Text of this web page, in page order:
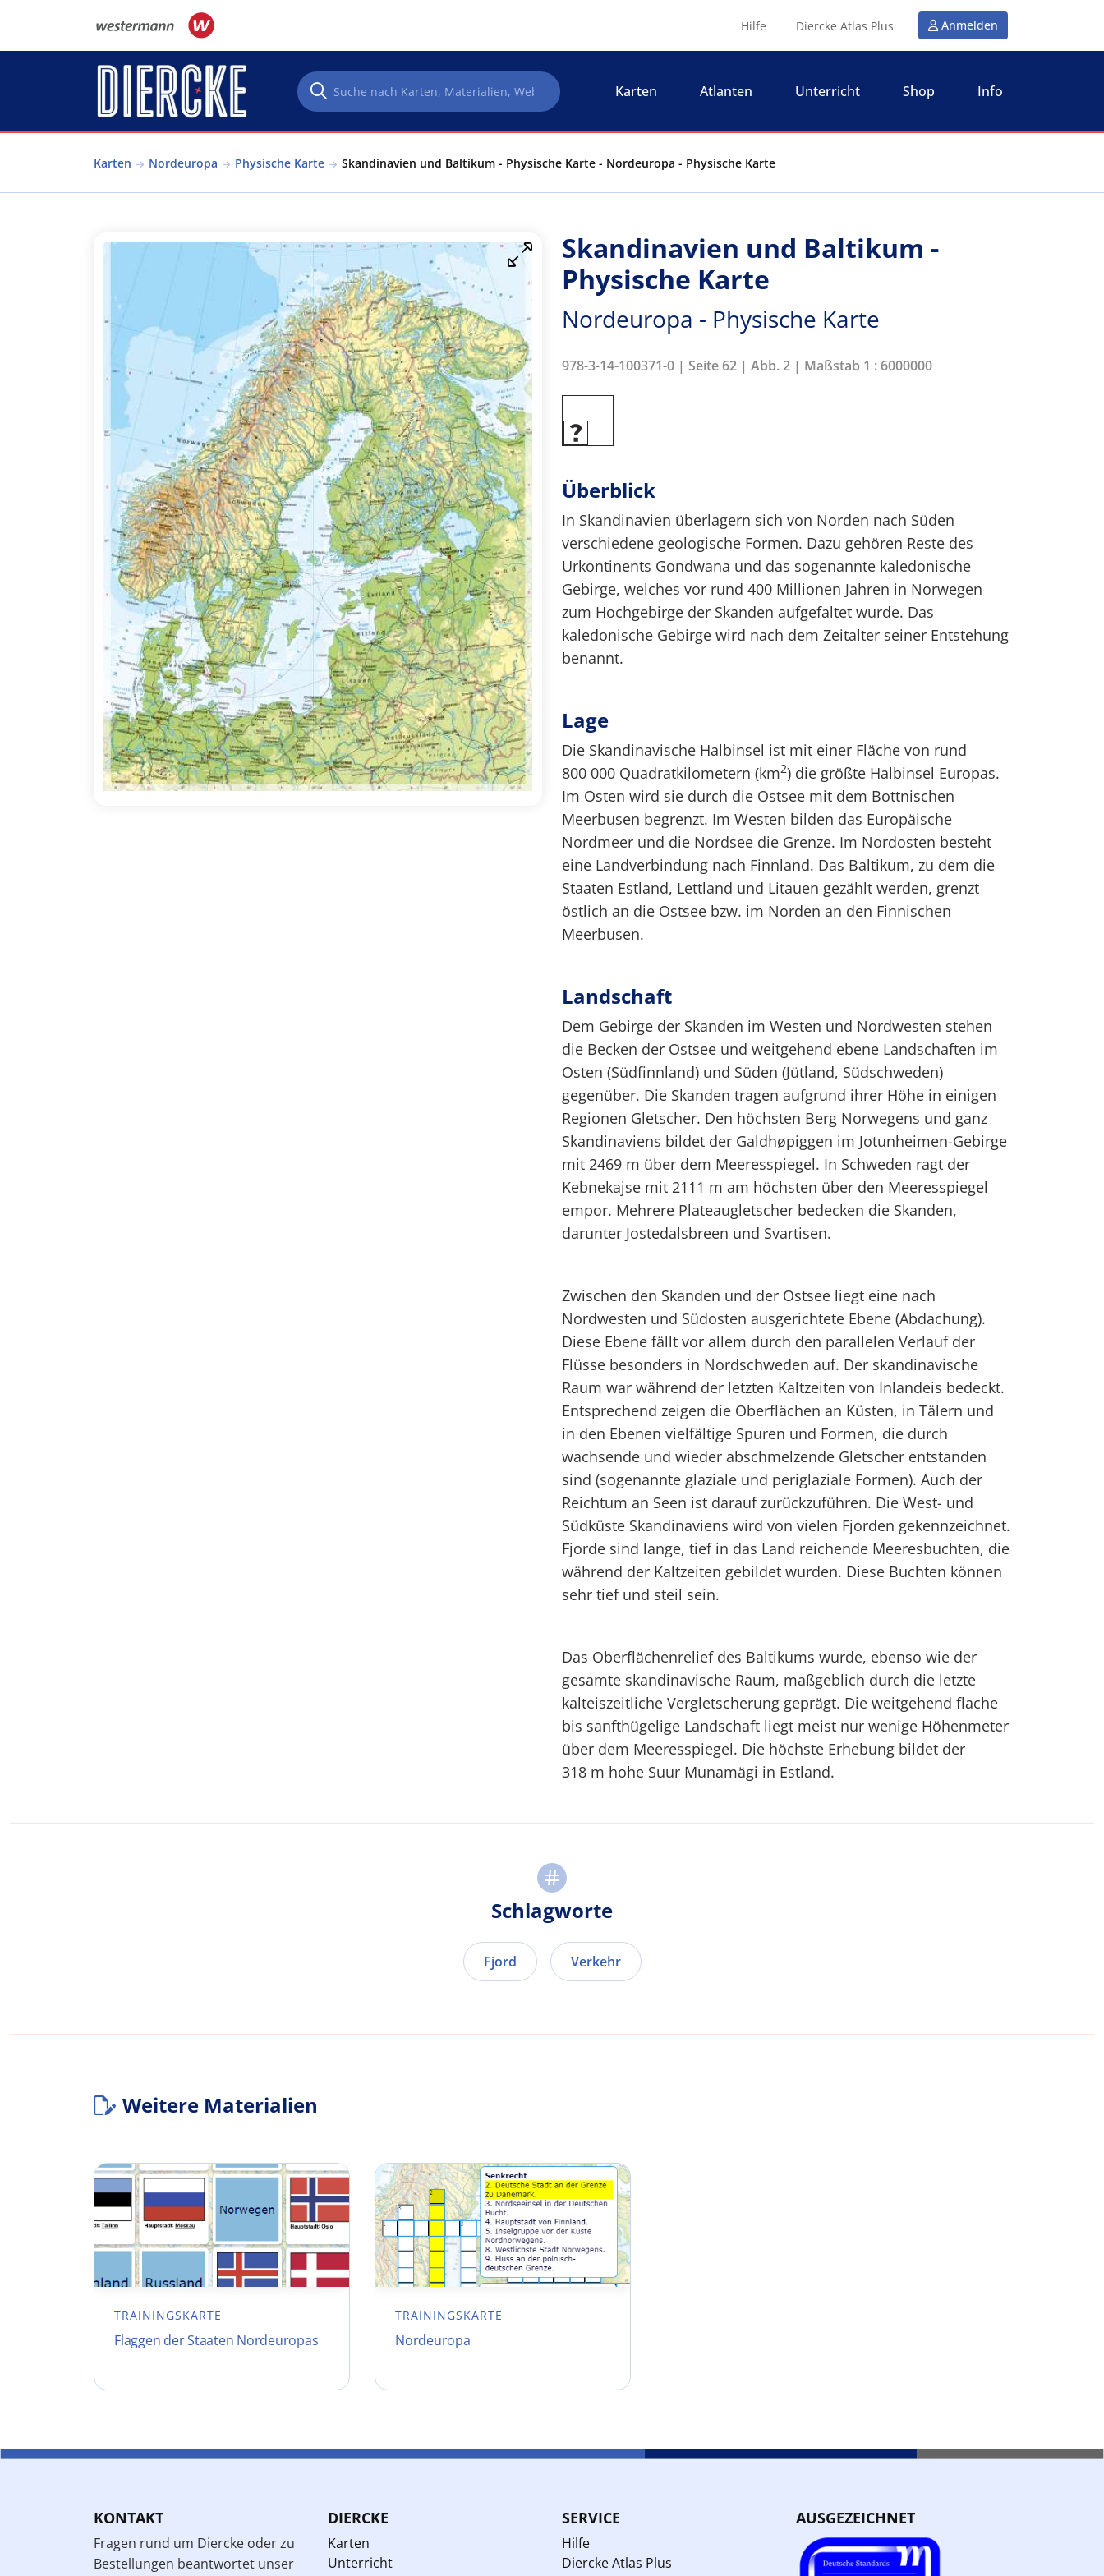
Hilfe Diercke Atlas Plus Anmelden
Karten Atlanten Unterricht Shop Info
Karten Nordeuropa Physische Karte Skandinavien und Baltikum - Physische Karte - Nordeuropa - Physische Karte
Skandinavien und Baltikum -
Physische Karte
Nordeuropa - Physische Karte
978-3-14-100371-0 | Seite 62 | Abb. 2 | Maßstab 1 : 6000000
Überblick
In Skandinavien überlagern sich von Norden nach Süden
verschiedene geologische Formen. Dazu gehören Reste des
Urkontinents Gondwana und das sogenannte kaledonische
Gebirge, welches vor rund 400 Millionen Jahren in Norwegen
zum Hochgebirge der Skanden aufgefaltet wurde. Das
kaledonische Gebirge wird nach dem Zeitalter seiner Entstehung
benannt.
Lage
Die Skandinavische Halbinsel ist mit einer Fläche von rund
800 000 Quadratkilometern (km2) die größte Halbinsel Europas.
Im Osten wird sie durch die Ostsee mit dem Bottnischen
Meerbusen begrenzt. Im Westen bilden das Europäische
Nordmeer und die Nordsee die Grenze. Im Nordosten besteht
eine Landverbindung nach Finnland. Das Baltikum, zu dem die
Staaten Estland, Lettland und Litauen gezählt werden, grenzt
östlich an die Ostsee bzw. im Norden an den Finnischen
Meerbusen.
Landschaft
Dem Gebirge der Skanden im Westen und Nordwesten stehen
die Becken der Ostsee und weitgehend ebene Landschaften im
Osten (Südfinnland) und Süden (Jütland, Südschweden)
gegenüber. Die Skanden tragen aufgrund ihrer Höhe in einigen
Regionen Gletscher. Den höchsten Berg Norwegens und ganz
Skandinaviens bildet der Galdhøpiggen im Jotunheimen-Gebirge
mit 2469 m über dem Meeresspiegel. In Schweden ragt der
Kebnekajse mit 2111 m am höchsten über den Meeresspiegel
empor. Mehrere Plateaugletscher bedecken die Skanden,
darunter Jostedalsbreen und Svartisen.
Zwischen den Skanden und der Ostsee liegt eine nach
Nordwesten und Südosten ausgerichtete Ebene (Abdachung).
Diese Ebene fällt vor allem durch den parallelen Verlauf der
Flüsse besonders in Nordschweden auf. Der skandinavische
Raum war während der letzten Kaltzeiten von Inlandeis bedeckt.
Entsprechend zeigen die Oberflächen an Küsten, in Tälern und
in den Ebenen vielfältige Spuren und Formen, die durch
wachsende und wieder abschmelzende Gletscher entstanden
sind (sogenannte glaziale und periglaziale Formen). Auch der
Reichtum an Seen ist darauf zurückzuführen. Die West- und
Südküste Skandinaviens wird von vielen Fjorden gekennzeichnet.
Fjorde sind lange, tief in das Land reichende Meeresbuchten, die
während der Kaltzeiten gebildet wurden. Diese Buchten können
sehr tief und steil sein.
Das Oberflächenrelief des Baltikums wurde, ebenso wie der
gesamte skandinavische Raum, maßgeblich durch die letzte
kalteiszeitliche Vergletscherung geprägt. Die weitgehend flache
bis sanfthügelige Landschaft liegt meist nur wenige Höhenmeter
über dem Meeresspiegel. Die höchste Erhebung bildet der
318 m hohe Suur Munamägi in Estland.
Schlagworte
Fjord Verkehr
Weitere Materialien
TRAININGSKARTE
Flaggen der Staaten Nordeuropas
TRAININGSKARTE
Nordeuropa
KONTAKT
Fragen rund um Diercke oder zu
Bestellungen beantwortet unser
DIERCKE
Karten
Unterricht
SERVICE
Hilfe
Diercke Atlas Plus
AUSGEZEICHNET